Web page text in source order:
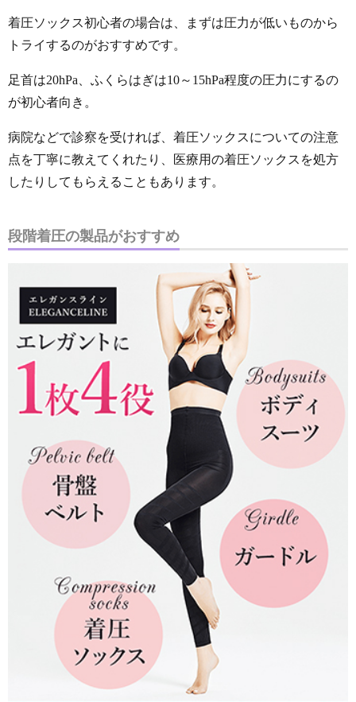
着圧ソックス初心者の場合は、まずは圧力が低いものから
トライするのがおすすめです。
足首は20hPa、ふくらはぎは10～15hPa程度の圧力にするの
が初心者向き。
病院などで診察を受ければ、着圧ソックスについての注意
点を丁寧に教えてくれたり、医療用の着圧ソックスを処方
したりしてもらえることもあります。
段階着圧の製品がおすすめ